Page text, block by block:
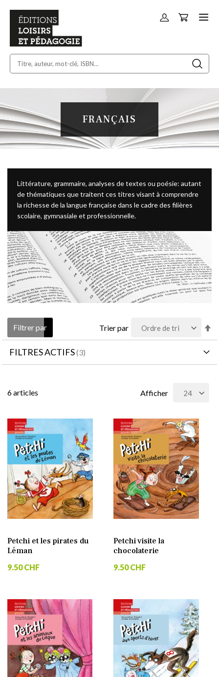
Allez
Panier
FRANÇAIS
Littérature, grammaire, analyses de textes ou poésie: autant
de thématiques que traitent ces titres visant à comprendre
la richesse de la langue française dans le cadre des filières
scolaire, gymnasiale et professionnelle.
6articles Afficher
Trier par
Petchi et les pirates du
Léman
9.50 CHF
Petchi visite la
chocolaterie
9.50 CHF
Filtrer par
FILTRES ACTIFS